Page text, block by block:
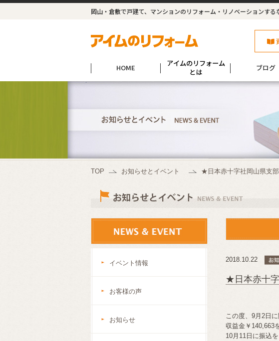
岡山・倉敷で戸建て、マンションのリフォーム・ リノベーションする
HOME
アイムのリフォーム
とは
ブログ
TOP お知らせとイベント ★日本赤十字社岡山県支
2018.10.22
★日本赤十
この度、9月2日
収益金￥140,663
10月11日に振込
イベント情報
お客様の声
お知らせ